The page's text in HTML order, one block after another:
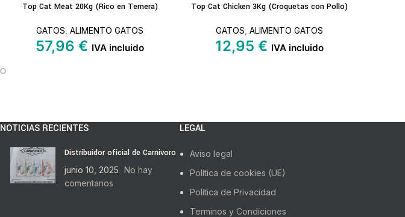
LEER MÁS
Top Cat Meat 20Kg (Rico en Ternera)
GATOS ALIMENTO GATOS
57,96 € IVA incluido
LEER MÁS
Top Cat Chicken 3Kg (Croquetas con Pollo)
GATOS ALIMENTO GATOS
12,95 € IVA incluido
NOTICIAS RECIENTES
Distribuidor oficial de Carnivoro
junio 10, 2025 No hay
comentarios
LEGAL
Aviso legal
Política de cookies (UE)
Política de Privacidad
Terminos y Condiciones